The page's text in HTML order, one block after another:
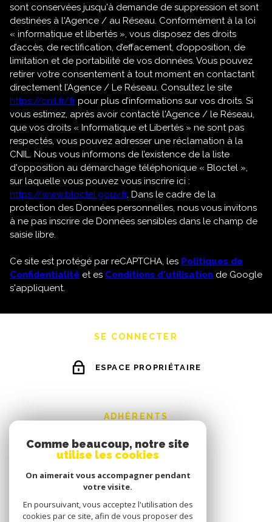
sont conservées jusqu'à demande de suppression et sont
destinées à l'Agence / au Réseau. Conformément à la loi
« informatique et libertés », vous disposez des droits
d’accès, de rectification, d’effacement, d’opposition, de
limitation et de portabilité de vos données. Vous pouvez
retirer votre consentement à tout moment en contactant
directement l’Agence / Le Réseau. Consultez le site
https://cnil.fr/fr pour plus d’informations sur vos droits. Si
vous estimez, après avoir contacté l'Agence / le Réseau,
que vos droits « Informatique et Libertés » ne sont pas
respectés, vous pouvez adresser une réclamation à la
CNIL. Nous vous informons de l’existence de la liste
d'opposition au démarchage téléphonique « Bloctel »,
sur laquelle vous pouvez vous inscrire ici :
https://www.bloctel.gouv.fr. Dans le cadre de la
protection des Données personnelles, nous vous invitons
à ne pas inscrire de Données sensibles dans le champ de
saisie libre.
Ce site est protégé par reCAPTCHA, les Politiques de
Confidentialité et es Conditions d'utilisation de Google
s'appliquent.
SE CONNECTER
ESPACE PROPRIÉTAIRE
ADHÉRENTS
Comme beaucoup, notre site
utilise les cookies
On aimerait vous accompagner pendant
votre visite.
En poursuivant, vous acceptez l'utilisation des
cookies par ce site, afin de vous proposer des